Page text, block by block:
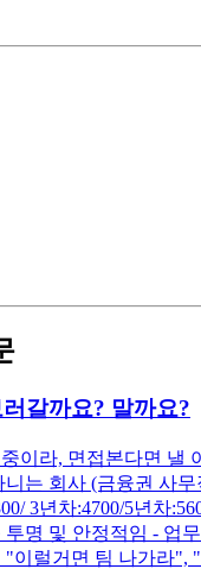
갈까요? 말까요?
이라, 면접본다면 낼
니는 회사 (금융권 사무
3년차:4700/5년차
명 및 안정적임 - 업
"이럴거면 팀 나가라",